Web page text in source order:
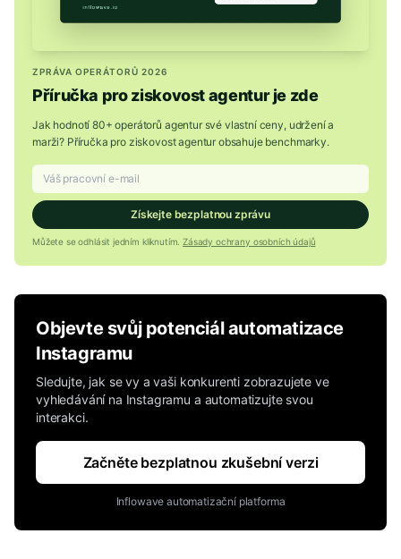
ZPRÁVA OPERÁTORŮ 2026
Příručka pro ziskovost agentur je zde
Jak hodnotí 80+ operátorů agentur své vlastní ceny, udržení a
marži? Příručka pro ziskovost agentur obsahuje benchmarky.
Získejte bezplatnou zprávu
Můžete se odhlásit jedním kliknutím. Zásady ochrany osobních údajů
Objevte svůj potenciál automatizace
Instagramu
Sledujte, jak se vy a vaši konkurenti zobrazujete ve
vyhledávání na Instagramu a automatizujte svou
interakci.
Začněte bezplatnou zkušební verzi
Inflowave automatizační platforma